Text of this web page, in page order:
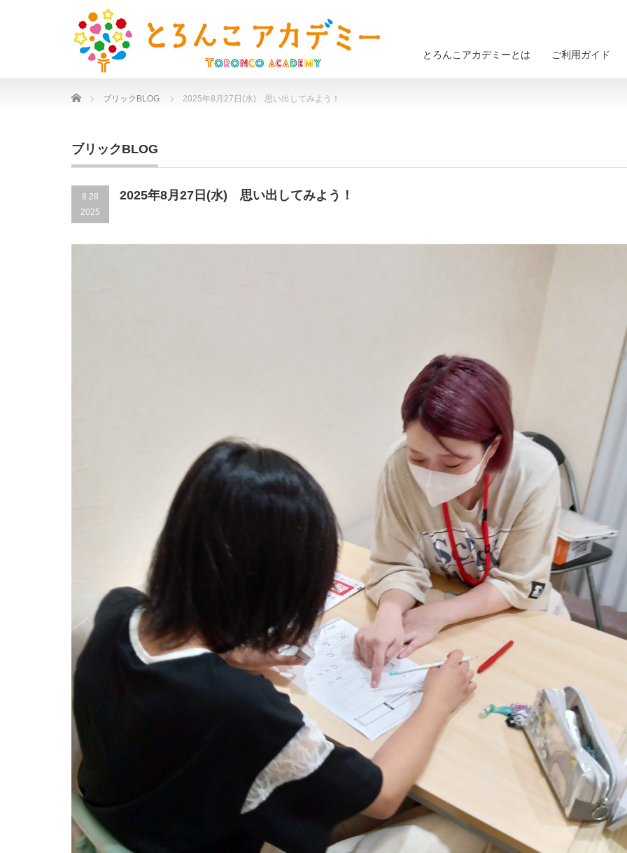
とろんこアカデミーとは ご利用ガイド
Home ブリックBLOG 2025年8月27日(水) 思い出してみよう！
ブリックBLOG
8.28
2025
2025年8月27日(水) 思い出してみよう！